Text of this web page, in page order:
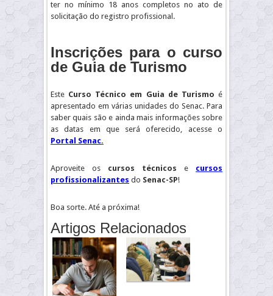
ter no mínimo 18 anos completos no ato de
solicitação do registro profissional.
Inscrições para o curso
de Guia de Turismo
Este Curso Técnico em Guia de Turismo é
apresentado em várias unidades do Senac. Para
saber quais são e ainda mais informações sobre
as datas em que será oferecido, acesse o
Portal Senac.
Aproveite os cursos técnicos e cursos
profissionalizantes do Senac-SP!
Boa sorte. Até a próxima!
Artigos Relacionados